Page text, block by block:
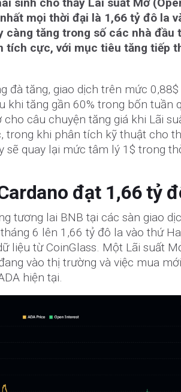
sinh cho thấy Lãi suất Mở
mọi thời đại là 1,66 tỷ đô la
càng tăng trong số các nhà đầu
tích cực, với mục tiêu tăng tiếp
đà tăng, giao dịch trên mức
khi tăng gần 60% trong bốn tuần
câu chuyện tăng giá khi Lãi
trong khi phân tích kỹ thuật cho
sẽ quay lại mức tâm lý 1$ trong
đạt 1,66 tỷ
tương lai BNB tại các sàn giao
6 lên 1,66 tỷ đô la vào thứ
liệu từ CoinGlass. Một Lãi suất
vào thị trường và việc mua
hiện tại.